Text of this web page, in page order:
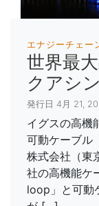
エナジーチェー
世界最
クアシ
発行日 4月 21,
イグスの高機
可動ケーブル
株式会社（東
社の高機能ケ
loop」と可動